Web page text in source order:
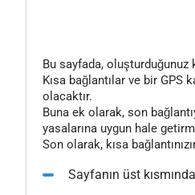
Bu sayfada, oluşturduğunuz
Kısa bağlantılar ve bir
olacaktır.
Buna ek olarak, son
yasalarına uygun hale
Son olarak, kısa
Sayfanın üst